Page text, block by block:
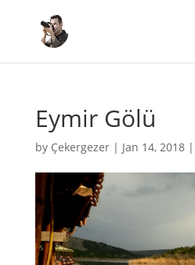
Eymir Gölü
by Çekergezer| Jan 14, 2018|